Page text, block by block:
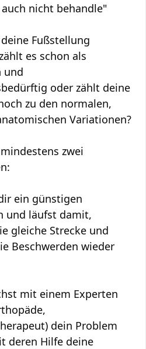
nicht behandle"
Fußstellung
es schon als
und
oder zählt deine
zu den normalen,
Variationen?
zwei
ein günstigen
und läufst damit,
gleiche Strecke und
Beschwerden wieder
mit einem Experten
dein Problem
deren Hilfe deine